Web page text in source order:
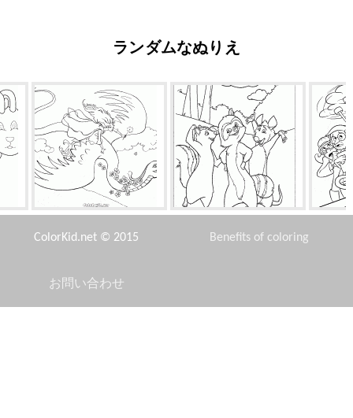
ランダムなぬりえ
ドラゴンに乗ります 深海潜水艇 車
ColorKid.net © 2015 Benefits of coloring
お問い合わせ